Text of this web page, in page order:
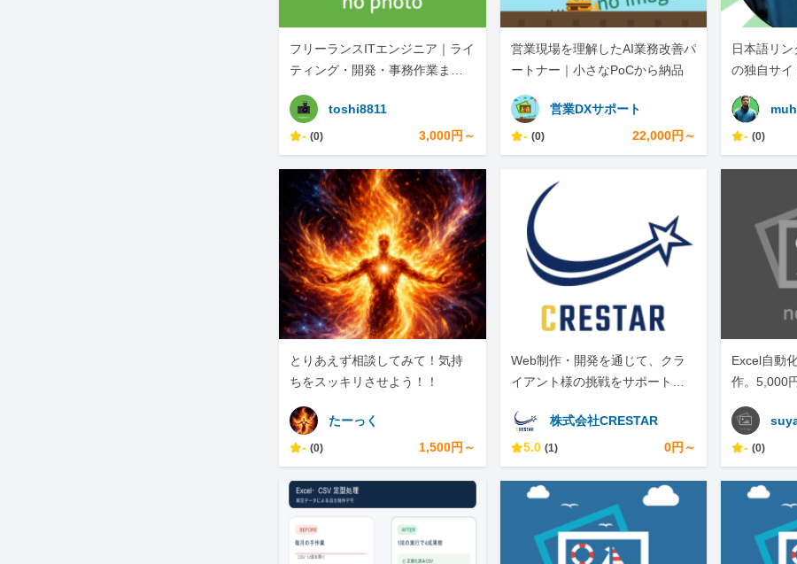
フリーランスITエンジニア｜ライ
ティング・開発・事務作業まで
toshi8811
- (0) 3,000円～
営業現場を理解したAI業務改善パ
ートナー｜小さなPoCから納品
営業DXサポート
- (0) 22,000円～
日本語リ
の独自サイ
- (0)
とりあえず相談してみて！気持
ちをスッキリさせよう！！
たーっく
- (0) 1,500円～
Web制作・開発を通じて、クラ
イアント様の挑戦をサポートし
株式会社CRESTAR
5.0 (1) 0円～
Excel自動
作。5,000
- (0)